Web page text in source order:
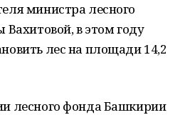
министра лесного
Вахитовой, в этом году
лес на площади 14,2
лесного фонда Башкирии